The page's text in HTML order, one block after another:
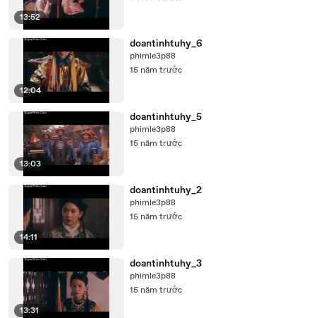
13:52
12:04
doantinhtuhy_6
phimle3p88
15 năm trước
13:03
doantinhtuhy_5
phimle3p88
15 năm trước
14:11
doantinhtuhy_2
phimle3p88
15 năm trước
13:31
doantinhtuhy_3
phimle3p88
15 năm trước